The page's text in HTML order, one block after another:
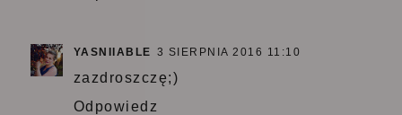
YASNIIABLE 3 SIERPNIA 2016 11:10
zazdroszczę;)
Odpowiedz